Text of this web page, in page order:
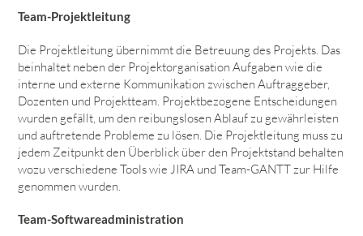
Team-Projektleitung
Die Projektleitung übernimmt die Betreuung des Projekts. Das
beinhaltet neben der Projektorganisation Aufgaben wie die
interne und externe Kommunikation zwischen Auftraggeber,
Dozenten und Projektteam. Projektbezogene Entscheidungen
wurden gefällt, um den reibungslosen Ablauf zu gewährleisten
und auftretende Probleme zu lösen. Die Projektleitung muss zu
jedem Zeitpunkt den Überblick über den Projektstand behalten
wozu verschiedene Tools wie JIRA und Team-GANTT zur Hilfe
genommen wurden.
Team-Softwareadministration